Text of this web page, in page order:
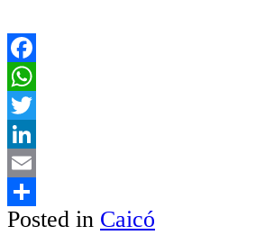
Facebook
WhatsApp
Twitter
LinkedIn
Email
Share
Posted in Caicó